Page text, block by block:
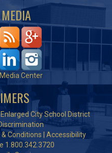
Center
City School District
Conditions
Accessibility
1.800.342.3720